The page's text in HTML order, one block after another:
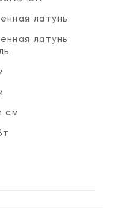
латунь
латунь,
см